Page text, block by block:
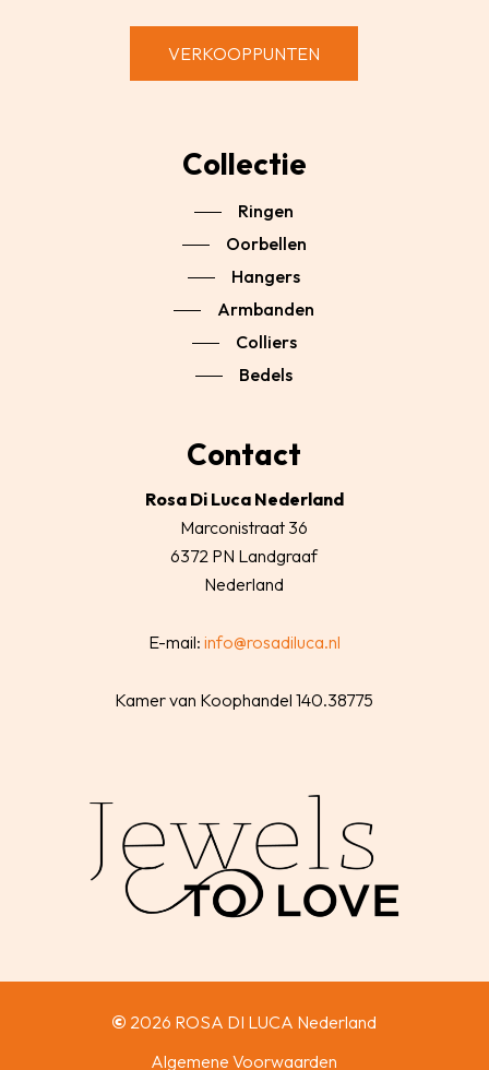
VERKOOPPUNTEN
Collectie
Ringen
Oorbellen
Hangers
Armbanden
Colliers
Bedels
Contact
Rosa Di Luca Nederland
Marconistraat 36
6372 PN Landgraaf
Nederland
E-mail: info@rosadiluca.nl
Kamer van Koophandel 140.38775
© 2026 ROSA DI LUCA Nederland
Algemene Voorwaarden